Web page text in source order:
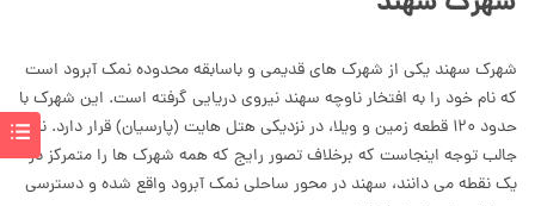
شهرک سهند یکی از شهرک های قدیمی و باسابقه محدوده نمک آبرود است
که نام خود را به افتخار ناوچه سهند نیروی دریایی گرفته است. این شهرک با
حدود ۱۲۰ قطعه زمین و ویلا، در نزدیکی هتل هایت (پارسیان) قرار دارد. نکته
جالب توجه اینجاست که برخلاف تصور رایج که همه شهرک ها را متمرکز در
یک نقطه می دانند، سهند در محور ساحلی نمک آبرود واقع شده و دسترسی